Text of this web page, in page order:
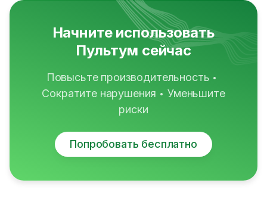
Начните использовать
Пультум сейчас
Повысьте производительность •
Сократите нарушения • Уменьшите
риски
Попробовать бесплатно